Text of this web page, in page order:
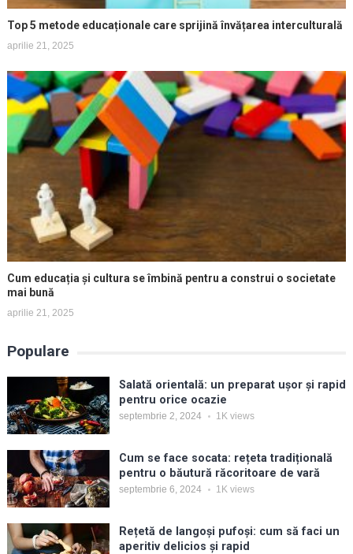
Top 5 metode educaționale care sprijină învățarea interculturală
aprilie 21, 2025
Cum educația și cultura se îmbină pentru a construi o societate
mai bună
aprilie 21, 2025
Populare
Salată orientală: un preparat ușor și rapid
pentru orice ocazie
septembrie 2, 2024 1Kviews
Cum se face socata: rețeta tradițională
pentru o băutură răcoritoare de vară
septembrie 6, 2024 1Kviews
Rețetă de langoși pufoși: cum să faci un
aperitiv delicios și rapid